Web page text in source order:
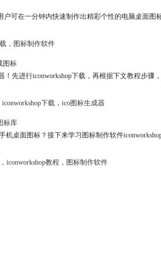
户可在一分钟内快速制作出精彩个性的电脑桌面图
， 图标制作软件
图标
！先进行iconworkshop下载 ，再根据下文教程步骤
iconworkshop下载 ， ico图标生成器
标库
桌面图标？接下来学习图标制作软件
， iconworkshop教程 ， 图标制作软件